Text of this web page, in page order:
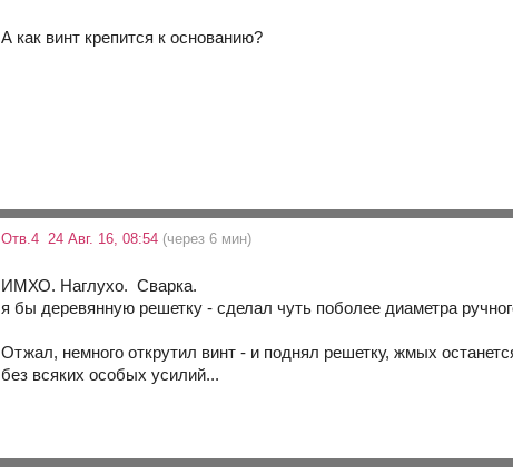
А как винт крепится к основанию?
Отв.4 24 Авг. 16, 08:54 (через 6 мин)
ИМХО. Наглухо. Сварка.
я бы деревянную решетку - сделал чуть поболее диаметра
Отжал, немного открутил винт - и поднял решетку, жмых
без всяких особых усилий...